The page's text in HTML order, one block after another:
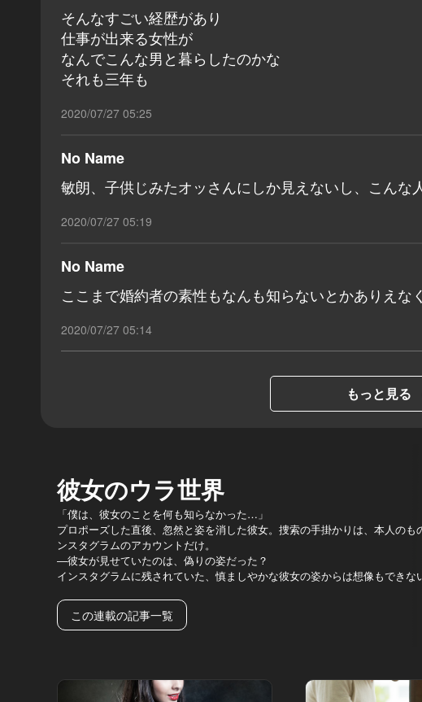
そんなすごい経歴があり
仕事が出来る女性が
なんでこんな男と暮らしたのかな
それも三年も
2020/07/27 05:25
No Name
敏朗、子供じみたオッさんにしか見えないし、こんな
2020/07/27 05:19
No Name
ここまで婚約者の素性もなんも知らないとかありえな
2020/07/27 05:14
もっと見る
彼女のウラ世界
「僕は、彼女のことを何も知らなかった…」
プロポーズした直後、忽然と姿を消した彼女。捜索の手掛かりは、本人のも
ンスタグラムのアカウントだけ。
―彼女が見せていたのは、偽りの姿だった？
インスタグラムに残されていた、慎ましやかな彼女の姿からは想像もできな
この連載の記事一覧